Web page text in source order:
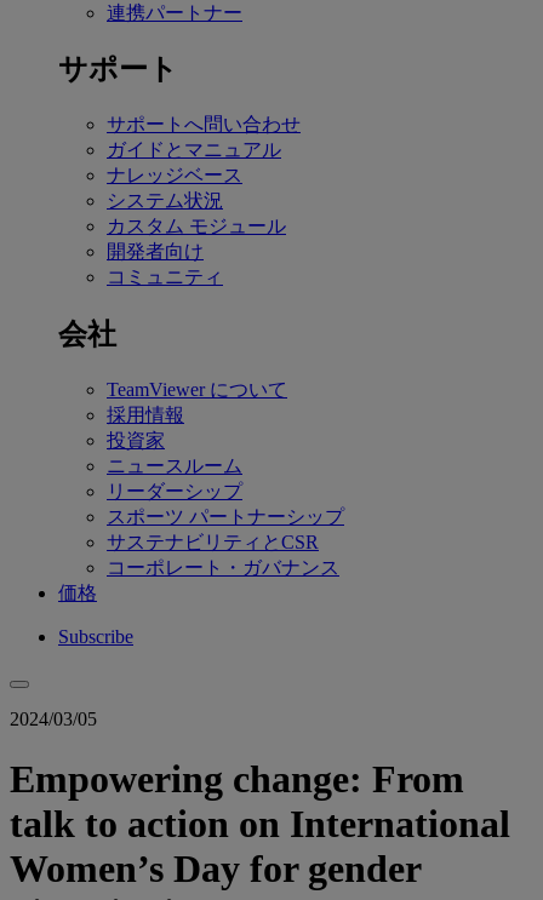
連携パートナー
サポート
サポートへ問い合わせ
ガイドとマニュアル
ナレッジベース
システム状況
カスタム モジュール
開発者向け
コミュニティ
会社
TeamViewer について
採用情報
投資家
ニュースルーム
リーダーシップ
スポーツ パートナーシップ
サステナビリティとCSR
コーポレート・ガバナンス
価格
Subscribe
2024/03/05
Empowering change: From
talk to action on International
Women’s Day for gender